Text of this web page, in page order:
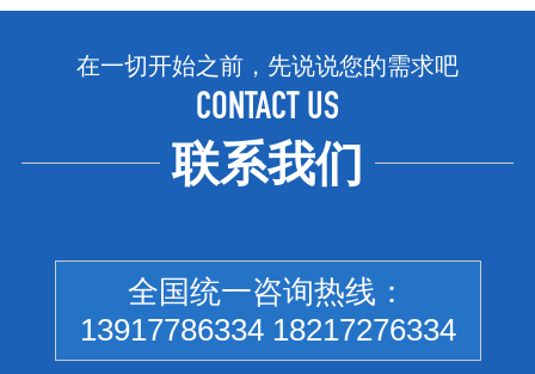
在一切开始之前，先说说您的需求吧
CONTACT US
联系我们
全国统一咨询热线：
13917786334 18217276334